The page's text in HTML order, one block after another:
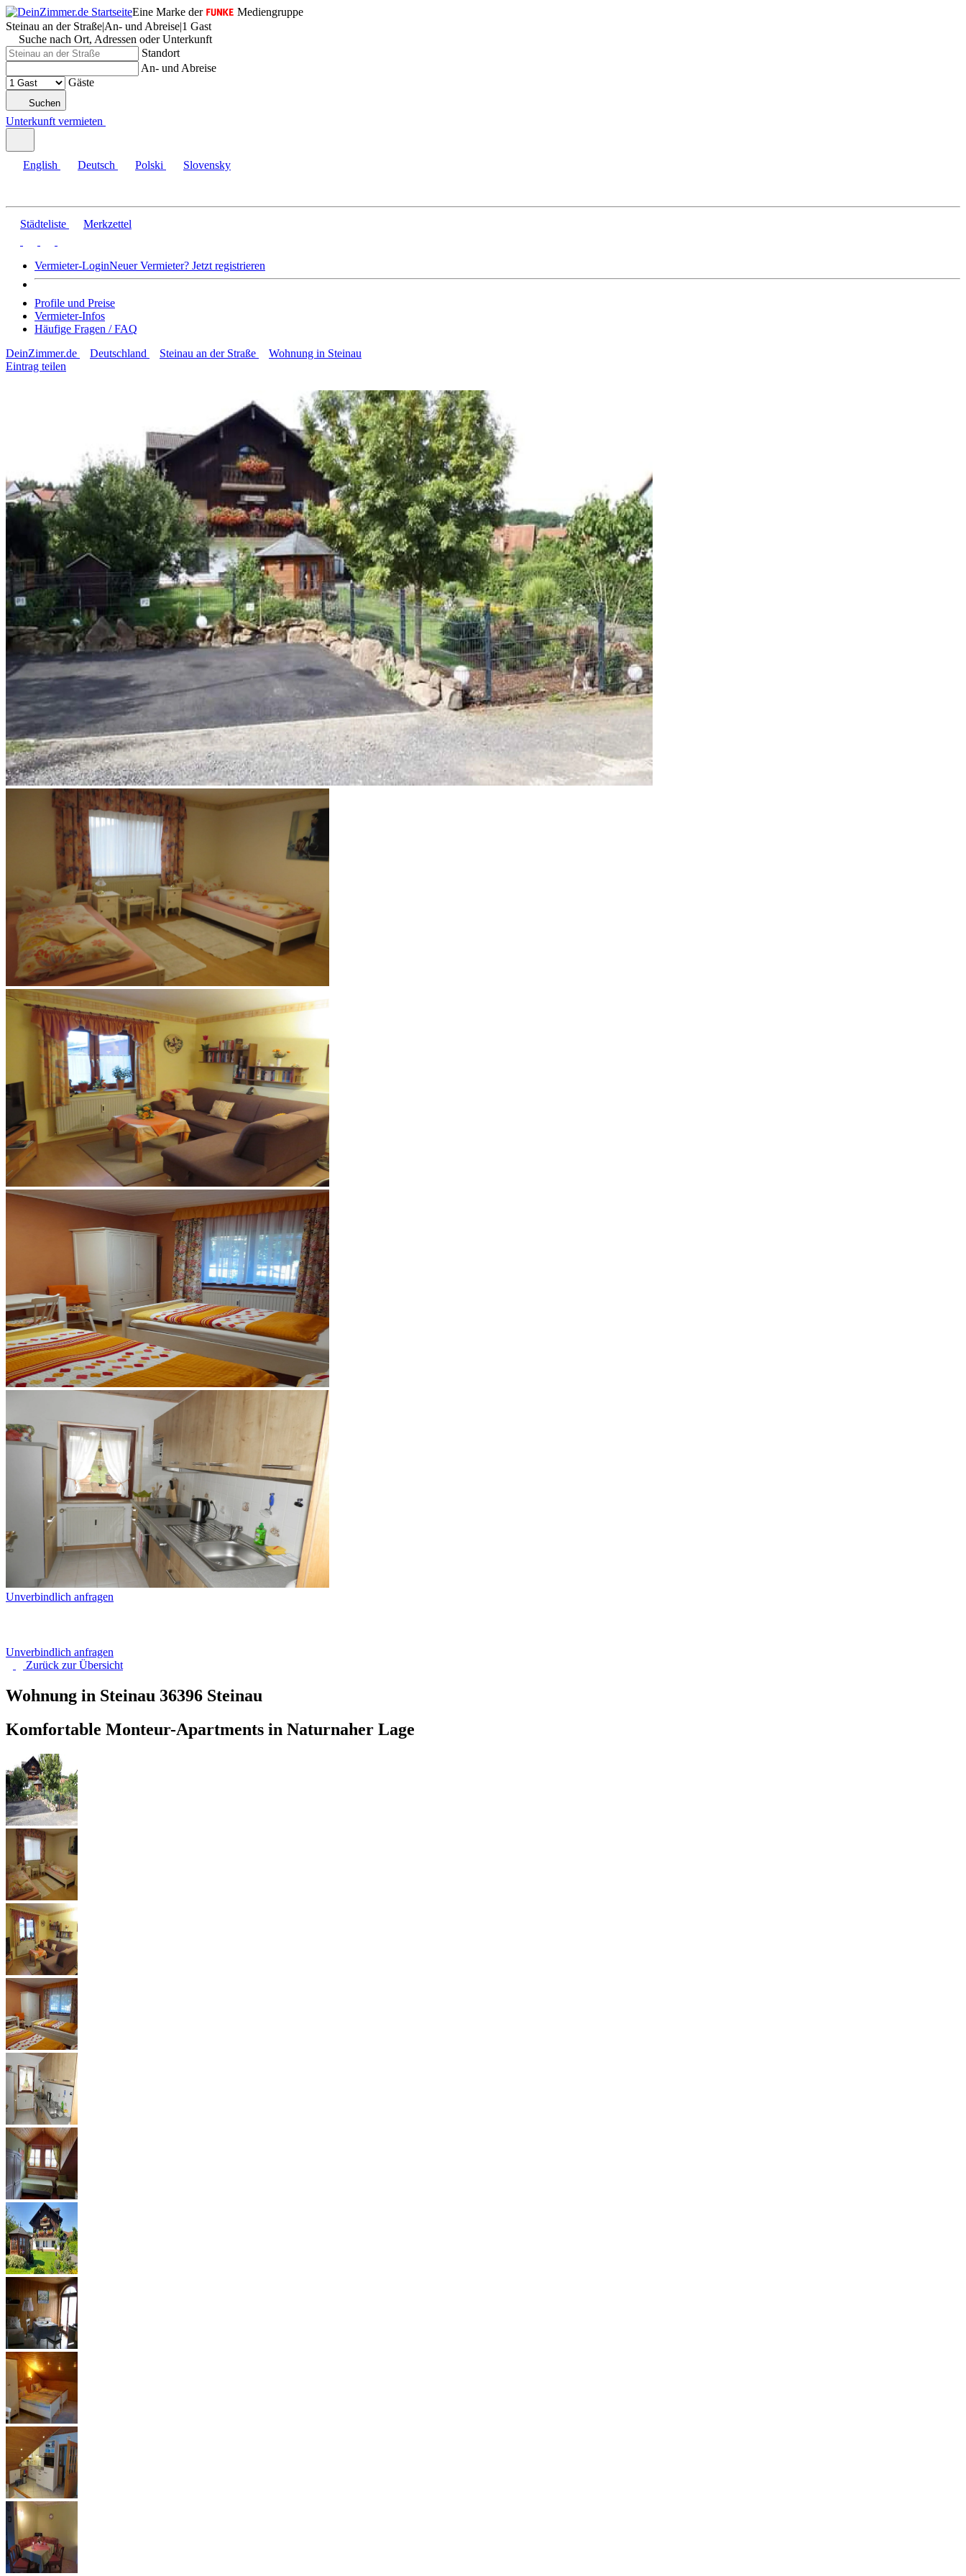
Eine Marke der
Mediengruppe
Steinau an der Straße|An- und Abreise|1 Gast
Suche nach Ort, Adressen oder Unterkunft
Standort
An- und Abreise
Gäste
Suchen
Unterkunft vermieten
English Deutsch Polski Slovensky
Städteliste Merkzettel
Vermieter-LoginNeuer Vermieter? Jetzt registrieren
Profile und Preise
Vermieter-Infos
Häufige Fragen / FAQ
DeinZimmer.de
Deutschland Steinau an der Straße
Wohnung in Steinau
Eintrag teilen
Unverbindlich anfragen
Unverbindlich anfragen
Zurück zurÜbersicht
Wohnung in Steinau 36396 Steinau
Komfortable Monteur-Apartments in Naturnaher Lage